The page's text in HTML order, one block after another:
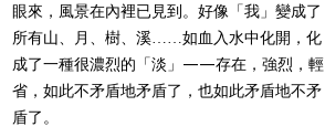
眼來，風景在內裡已見到。好像「我」變成了
所有山、月、樹、溪……如血入水中化開，化
成了一種很濃烈的「淡」——存在，強烈，輕
省，如此不矛盾地矛盾了，也如此矛盾地不矛
盾了。